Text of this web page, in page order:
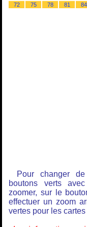
72
75 78 81 84
Pour changer
boutons verts
zoomer, sur le
effectuer un zoom
vertes pour les